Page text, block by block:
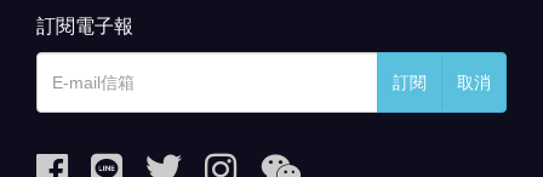
訂閱電子報
訂閱 取消